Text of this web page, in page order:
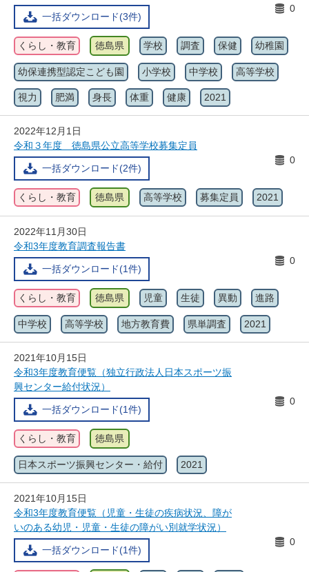
一括ダウンロード(3件)
0
くらし・教育 徳島県 学校 調査 保健 幼稚園
幼保連携型認定こども園 小学校 中学校 高等学校
視力 肥満 身長 体重 健康 2021
2022年12月1日
令和３年度 徳島県公立高等学校募集定員
一括ダウンロード(2件)
0
くらし・教育 徳島県 高等学校 募集定員 2021
2022年11月30日
令和3年度教育調査報告書
一括ダウンロード(1件)
0
くらし・教育 徳島県 児童 生徒 異動 進路
中学校 高等学校 地方教育費 県単調査 2021
2021年10月15日
令和3年度教育便覧（独立行政法人日本スポーツ振
興センター給付状況）
一括ダウンロード(1件)
0
くらし・教育 徳島県
日本スポーツ振興センター・給付 2021
2021年10月15日
令和3年度教育便覧（児童・生徒の疾病状況、障が
いのある幼児・児童・生徒の障がい別就学状況）
一括ダウンロード(1件)
0